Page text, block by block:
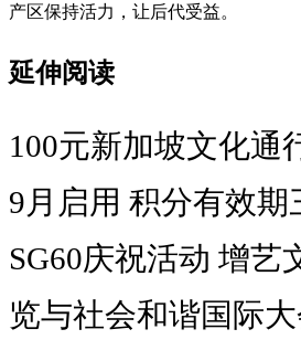
产区保持活力，让后代受益。
延伸阅读
100元新加坡文化通
9月启用 积分有效期
SG60庆祝活动 增艺
览与社会和谐国际